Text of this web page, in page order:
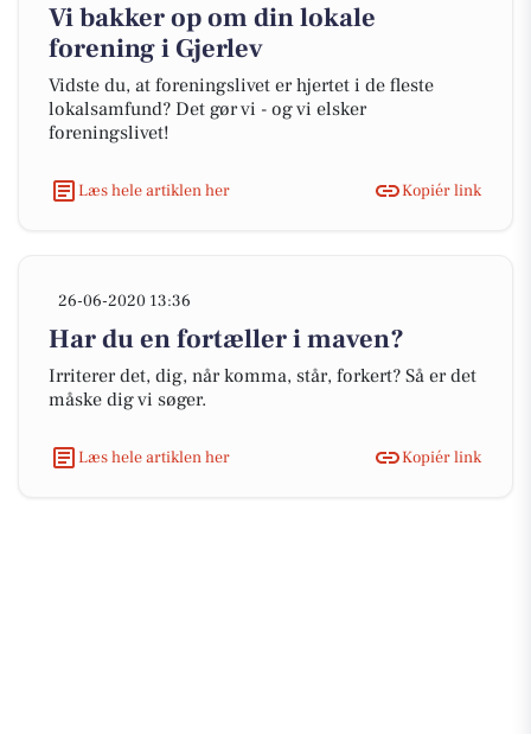
Vi bakker op om din lokale
forening i Gjerlev
Vidste du, at foreningslivet er hjertet i de fleste
lokalsamfund? Det gør vi - og vi elsker
foreningslivet!
Læs hele artiklen her Kopiér link
26-06-2020 13:36
Har du en fortæller i maven?
Irriterer det, dig, når komma, står, forkert? Så er det
måske dig vi søger.
Læs hele artiklen her Kopiér link